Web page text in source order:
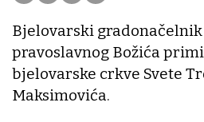
Bjelovarski
pravoslavnog Božića
bjelovarske crkve Svete
Maksimovića.